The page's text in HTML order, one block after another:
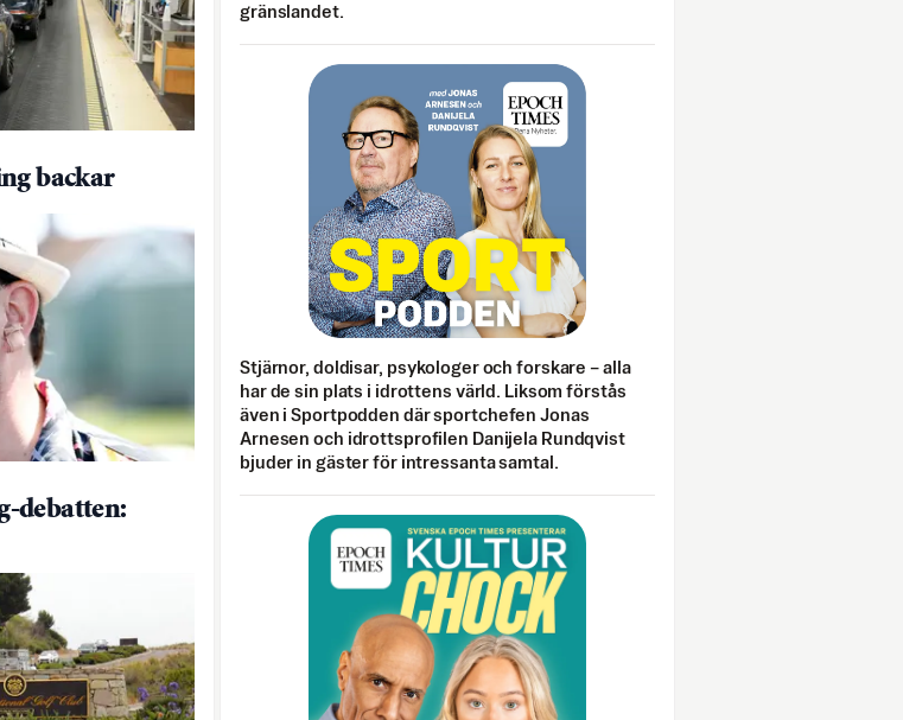
backar
debatten:
gränslandet.
Stjärnor, doldisar, psykologer och forskare – alla
har de sin plats i idrottens värld. Liksom förstås
även i Sportpodden där sportchefen Jonas
Arnesen och idrottsprofilen Danijela Rundqvist
bjuder in gäster för intressanta samtal.